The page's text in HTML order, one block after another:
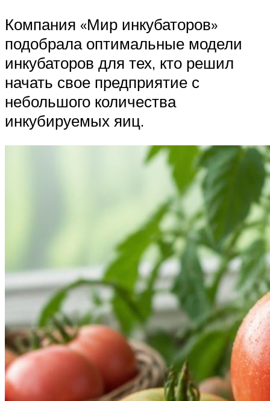
Компания «Мир инкубаторов»
подобрала оптимальные модели
инкубаторов для тех, кто решил
начать свое предприятие с
небольшого количества
инкубируемых яиц.